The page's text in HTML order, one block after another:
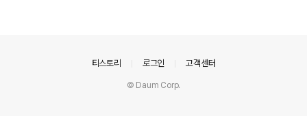
티스토리 로그인 고객센터
© Daum Corp.